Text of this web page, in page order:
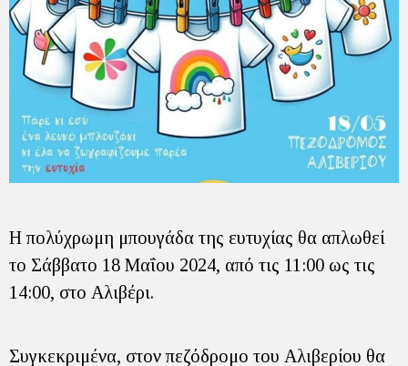
Η πολύχρωμη μπουγάδα της ευτυχίας θα απλωθεί
το Σάββατο 18 Μαΐου 2024, από τις 11:00 ως τις
14:00, στο Αλιβέρι.
Συγκεκριμένα, στον πεζόδρομο του Αλιβερίου θα